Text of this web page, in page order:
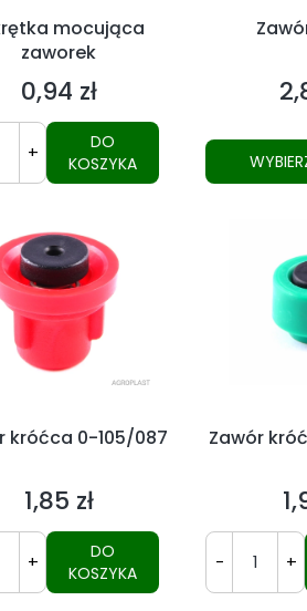
mocująca
zaworek
Cena
0,94 zł
+
DO
KOSZYKA
króćca 0-105/087
Cena
1,85 zł
+
DO
KOSZYKA
Zawór
- +